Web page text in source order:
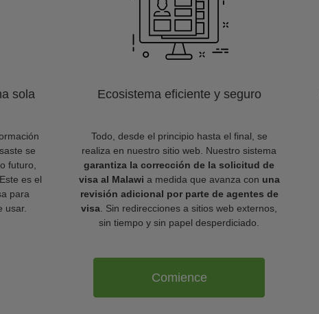
sola
se
futuro,
es el
para
usar.
Ecosistema eficiente y seguro
Todo, desde el principio hasta el final, se
realiza en nuestro sitio web. Nuestro sistema
garantiza la corrección de la solicitud de
visa al Malawi a medida que avanza con una
revisión adicional por parte de agentes de
visa . Sin redirecciones a sitios web externos,
sin tiempo y sin papel desperdiciado.
Comience